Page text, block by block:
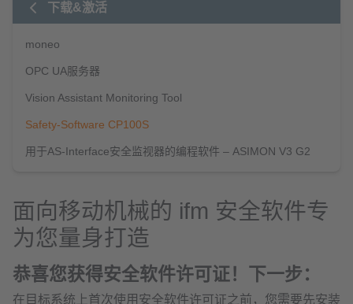
下载&激活
moneo
OPC UA服务器
Vision Assistant Monitoring Tool
Safety-Software CP100S
用于AS-Interface安全监视器的编程软件 – ASIMON V3 G2
面向移动机械的 ifm 安全软件专
为您量身打造
恭喜您获得安全软件许可证！下一步：
在目标系统上首次使用安全软件许可证之前，您需要先安装